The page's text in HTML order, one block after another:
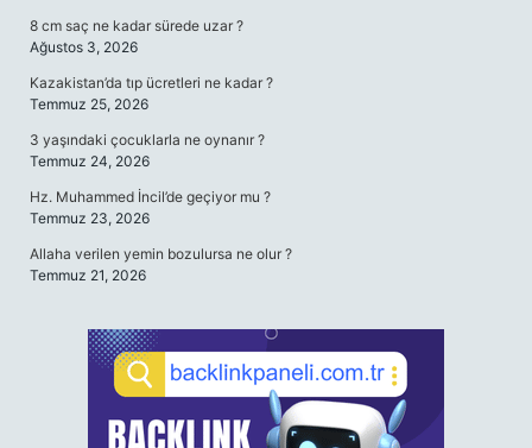
8 cm saç ne kadar sürede uzar ?
Ağustos 3, 2026
Kazakistan’da tıp ücretleri ne kadar ?
Temmuz 25, 2026
3 yaşındaki çocuklarla ne oynanır ?
Temmuz 24, 2026
Hz. Muhammed İncil’de geçiyor mu ?
Temmuz 23, 2026
Allaha verilen yemin bozulursa ne olur ?
Temmuz 21, 2026